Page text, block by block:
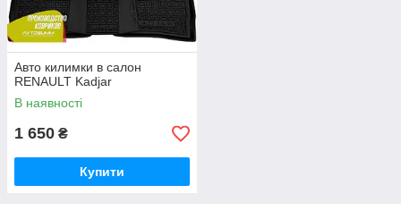
Авто килимки в салон
RENAULT Kadjar
В наявності
1 650 ₴
Купити